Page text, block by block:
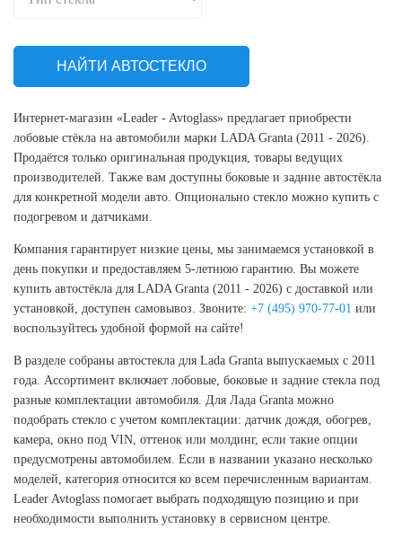
НАЙТИ АВТОСТЕКЛО
Интернет-магазин «Leader - Avtoglass» предлагает приобрести
лобовые стёкла на автомобили марки LADA Granta (2011 - 2026).
Продаётся только оригинальная продукция, товары ведущих
производителей. Также вам доступны боковые и задние автостёкла
для конкретной модели авто. Опционально стекло можно купить с
подогревом и датчиками.
Компания гарантирует низкие цены, мы занимаемся установкой в
день покупки и предоставляем 5-летнюю гарантию. Вы можете
купить автостёкла для LADA Granta (2011 - 2026) с доставкой или
установкой, доступен самовывоз. Звоните: +7 (495) 970-77-01 или
воспользуйтесь удобной формой на сайте!
В разделе собраны автостекла для Lada Granta выпускаемых с 2011
года. Ассортимент включает лобовые, боковые и задние стекла под
разные комплектации автомобиля. Для Лада Granta можно
подобрать стекло с учетом комплектации: датчик дождя, обогрев,
камера, окно под VIN, оттенок или молдинг, если такие опции
предусмотрены автомобилем. Если в названии указано несколько
моделей, категория относится ко всем перечисленным вариантам.
Leader Avtoglass помогает выбрать подходящую позицию и при
необходимости выполнить установку в сервисном центре.